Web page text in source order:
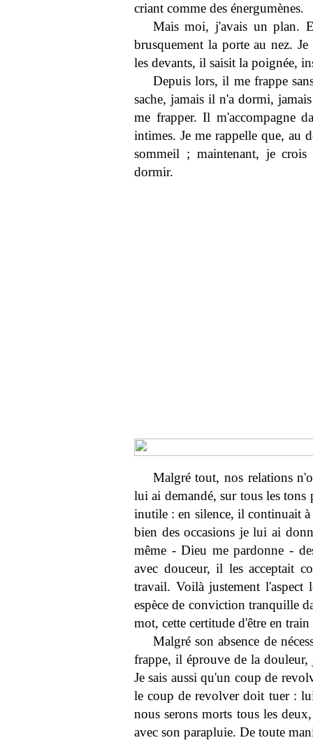
criant comme des énergumènes.
Mais moi, j'avais un plan.
brusquement la porte au nez.
les devants, il saisit la poignée,
Depuis lors, il me frappe
sache, jamais il n'a dormi,
me frapper. Il m'accompagne
intimes. Je me rappelle que, au
sommeil ; maintenant, je
dormir.
Malgré tout, nos relations
lui ai demandé, sur tous les
inutile : en silence, il continuait
bien des occasions je lui ai
même - Dieu me pardonne -
avec douceur, il les acceptait
travail. Voilà justement l'aspect
espèce de conviction tranquille
mot, cette certitude d'être en
Malgré son absence de
frappe, il éprouve de la
Je sais aussi qu'un coup de
le coup de revolver doit tuer :
nous serons morts tous les
avec son parapluie. De toute